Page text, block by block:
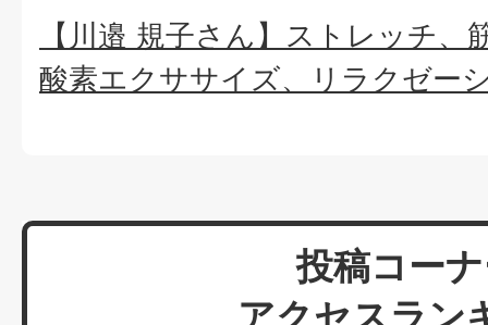
【川邉 規子さん】ストレッチ、
酸素エクササイズ、リラクゼー
投稿コー
アクセスラン